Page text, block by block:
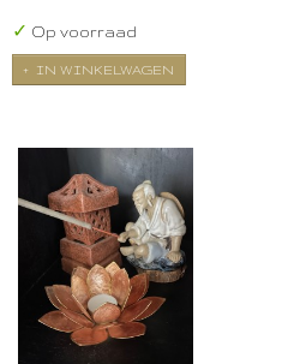
✓ Op voorraad
IN WINKELWAGEN